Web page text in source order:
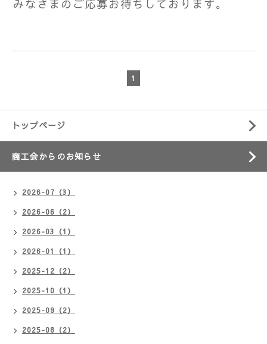
みなさまのご応募お待ちしております。
1
トップページ
商工会からのお知らせ
2026-07（3）
2026-06（2）
2026-03（1）
2026-01（1）
2025-12（2）
2025-10（1）
2025-09（2）
2025-08（2）